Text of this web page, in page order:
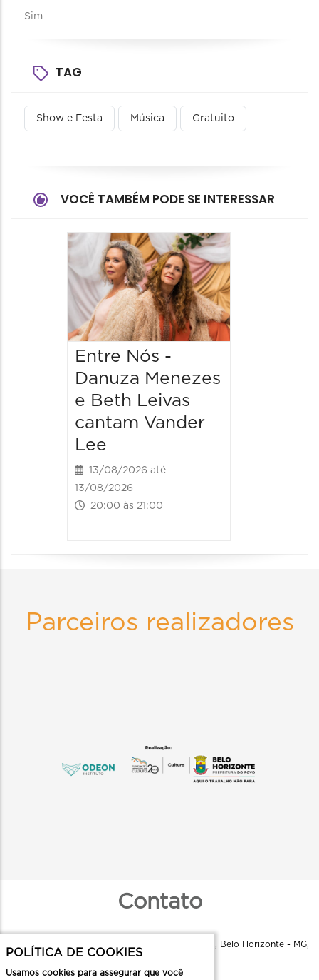
Sim
TAG
Show e Festa Música Gratuito
VOCÊ TAMBÉM PODE SE INTERESSAR
Entre Nós -
Danuza Menezes
e Beth Leivas
cantam Vander
Lee
13/08/2026 até
13/08/2026
20:00 às 21:00
Parceiros realizadores
Contato
Instituto Odeon - R. Aquiles Lobo, 79 - Floresta, Belo Horizonte - MG,
30150-160
POLÍTICA DE COOKIES
Usamos cookies para assegurar que você